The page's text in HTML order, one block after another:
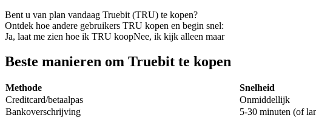
TradFi
Derivaten voor aandelen, forex, edelmetalen en grondstoffen
Bent u van plan vandaag Truebit (TRU) te kopen?
Ontdek hoe andere gebruikers TRU kopen en begin snel:
Ja, laat me zien hoe ik TRU koopNee, ik kijk alleen maar
Beste manieren om Truebit te kopen
Methode Snelheid
Creditcard/betaalpas
Onmiddellijk
Bankoverschrijving
5-30 minuten (of